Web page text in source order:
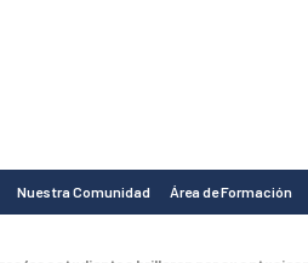
Nuestra Comunidad Área de Formación